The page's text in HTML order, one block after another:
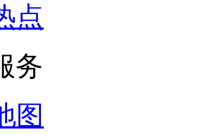
点
务
图